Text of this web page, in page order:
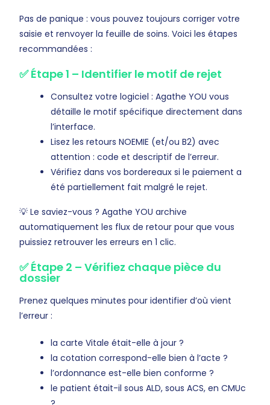
Pas de panique : vous pouvez toujours corriger votre
saisie et renvoyer la feuille de soins. Voici les étapes
recommandées :
✅ Étape 1 – Identifier le motif de rejet
Consultez votre logiciel : Agathe YOU vous
détaille le motif spécifique directement dans
l’interface.
Lisez les retours NOEMIE (et/ou B2) avec
attention : code et descriptif de l’erreur.
Vérifiez dans vos bordereaux si le paiement a
été partiellement fait malgré le rejet.
💡 Le saviez-vous ? Agathe YOU archive
automatiquement les flux de retour pour que vous
puissiez retrouver les erreurs en 1 clic.
✅ Étape 2 – Vérifiez chaque pièce du
dossier
Prenez quelques minutes pour identifier d’où vient
l’erreur :
la carte Vitale était-elle à jour ?
la cotation correspond-elle bien à l’acte ?
l’ordonnance est-elle bien conforme ?
le patient était-il sous ALD, sous ACS, en CMUc